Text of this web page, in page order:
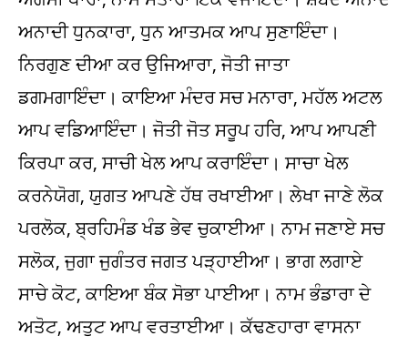
ਅਨਾਦੀ ਧੁਨਕਾਰਾ, ਧੁਨ ਆਤਮਕ ਆਪ ਸੁਣਾਇੰਦਾ।
ਨਿਰਗੁਣ ਦੀਆ ਕਰ ਉਜਿਆਰਾ, ਜੋਤੀ ਜਾਤਾ
ਡਗਮਗਾਇੰਦਾ। ਕਾਇਆ ਮੰਦਰ ਸਚ ਮਨਾਰਾ, ਮਹੱਲ ਅਟਲ
ਆਪ ਵਡਿਆਇੰਦਾ। ਜੋਤੀ ਜੋਤ ਸਰੂਪ ਹਰਿ, ਆਪ ਆਪਣੀ
ਕਿਰਪਾ ਕਰ, ਸਾਚੀ ਖੇਲ ਆਪ ਕਰਾਇੰਦਾ। ਸਾਚਾ ਖੇਲ
ਕਰਨੇਯੋਗ, ਯੁਗਤ ਆਪਣੇ ਹੱਥ ਰਖਾਈਆ। ਲੇਖਾ ਜਾਣੇ ਲੋਕ
ਪਰਲੋਕ, ਬ੍ਰਹਿਮੰਡ ਖੰਡ ਭੇਵ ਚੁਕਾਈਆ। ਨਾਮ ਜਣਾਏ ਸਚ
ਸਲੋਕ, ਜੁਗਾ ਜੁਗੰਤਰ ਜਗਤ ਪੜ੍ਹਾਈਆ। ਭਾਗ ਲਗਾਏ
ਸਾਚੇ ਕੋਟ, ਕਾਇਆ ਬੰਕ ਸੋਭਾ ਪਾਈਆ। ਨਾਮ ਭੰਡਾਰਾ ਦੇ
ਅਤੋਟ, ਅਤੁਟ ਆਪ ਵਰਤਾਈਆ। ਕੱਢਣਹਾਰਾ ਵਾਸਨਾ